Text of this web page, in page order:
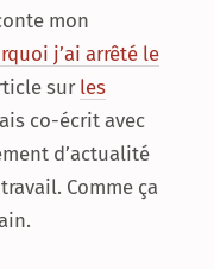
mon
j’ai arrêté le
sur les
co-écrit avec
d’actualité
Comme ça